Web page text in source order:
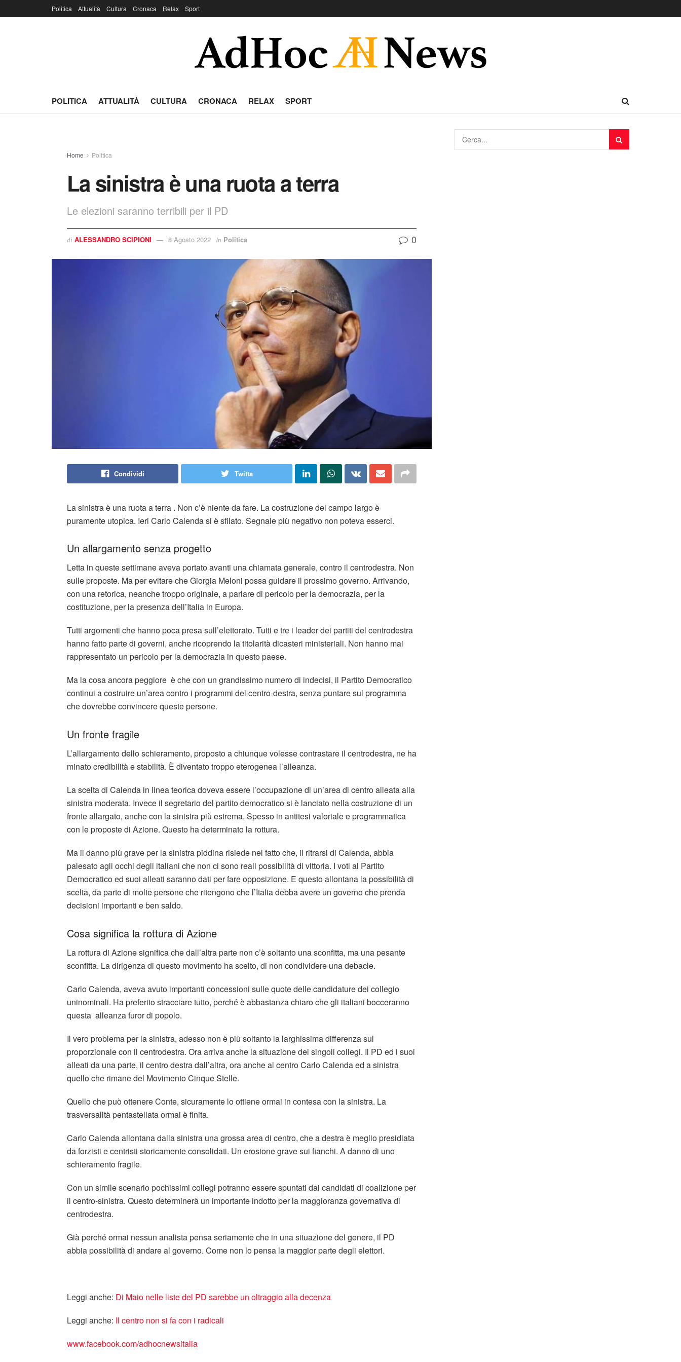
Politica Attualità Cultura Cronaca Relax Sport
POLITICA ATTUALITÀ CULTURA CRONACA RELAX SPORT
Home Politica
La sinistra è una ruota a terra
Le elezioni saranno terribili per il PD
di ALESSANDRO SCIPIONI 8 Agosto 2022 In Politica 0
Condividi Twitta
La sinistra è una ruota a terra . Non c’è niente da fare. La costruzione del campo largo è
puramente utopica. Ieri Carlo Calenda si è sfilato. Segnale più negativo non poteva esserci.
Un allargamento senza progetto
Letta in queste settimane aveva portato avanti una chiamata generale, contro il centrodestra. Non
sulle proposte. Ma per evitare che Giorgia Meloni possa guidare il prossimo governo. Arrivando,
con una retorica, neanche troppo originale, a parlare di pericolo per la democrazia, per la
costituzione, per la presenza dell’Italia in Europa.
Tutti argomenti che hanno poca presa sull’elettorato. Tutti e tre i leader dei partiti del centrodestra
hanno fatto parte di governi, anche ricoprendo la titolarità dicasteri ministeriali. Non hanno mai
rappresentato un pericolo per la democrazia in questo paese.
Ma la cosa ancora peggiore è che con un grandissimo numero di indecisi, il Partito Democratico
continui a costruire un’area contro i programmi del centro-destra, senza puntare sul programma
che dovrebbe convincere queste persone.
Un fronte fragile
L’allargamento dello schieramento, proposto a chiunque volesse contrastare il centrodestra, ne ha
minato credibilità e stabilità. È diventato troppo eterogenea l’alleanza.
La scelta di Calenda in linea teorica doveva essere l’occupazione di un’area di centro alleata alla
sinistra moderata. Invece il segretario del partito democratico si è lanciato nella costruzione di un
fronte allargato, anche con la sinistra più estrema. Spesso in antitesi valoriale e programmatica
con le proposte di Azione. Questo ha determinato la rottura.
Ma il danno più grave per la sinistra piddina risiede nel fatto che, il ritrarsi di Calenda, abbia
palesato agli occhi degli italiani che non ci sono reali possibilità di vittoria. I voti al Partito
Democratico ed suoi alleati saranno dati per fare opposizione. E questo allontana la possibilità di
scelta, da parte di molte persone che ritengono che l’Italia debba avere un governo che prenda
decisioni importanti e ben saldo.
Cosa significa la rottura di Azione
La rottura di Azione significa che dall’altra parte non c’è soltanto una sconfitta, ma una pesante
sconfitta. La dirigenza di questo movimento ha scelto, di non condividere una debacle.
Carlo Calenda, aveva avuto importanti concessioni sulle quote delle candidature dei collegio
uninominali. Ha preferito stracciare tutto, perché è abbastanza chiaro che gli italiani bocceranno
questa alleanza furor di popolo.
Il vero problema per la sinistra, adesso non è più soltanto la larghissima differenza sul
proporzionale con il centrodestra. Ora arriva anche la situazione dei singoli collegi. Il PD ed i suoi
alleati da una parte, il centro destra dall’altra, ora anche al centro Carlo Calenda ed a sinistra
quello che rimane del Movimento Cinque Stelle.
Quello che può ottenere Conte, sicuramente lo ottiene ormai in contesa con la sinistra. La
trasversalità pentastellata ormai è finita.
Carlo Calenda allontana dalla sinistra una grossa area di centro, che a destra è meglio presidiata
da forzisti e centristi storicamente consolidati. Un erosione grave sui fianchi. A danno di uno
schieramento fragile.
Con un simile scenario pochissimi collegi potranno essere spuntati dai candidati di coalizione per
il centro-sinistra. Questo determinerà un importante indotto per la maggioranza governativa di
centrodestra.
Già perché ormai nessun analista pensa seriamente che in una situazione del genere, il PD
abbia possibilità di andare al governo. Come non lo pensa la maggior parte degli elettori.
Leggi anche: Di Maio nelle liste del PD sarebbe un oltraggio alla decenza
Leggi anche: Il centro non si fa con i radicali
www.facebook.com/adhocnewsitalia